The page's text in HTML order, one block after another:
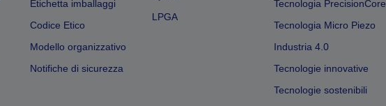
Etichetta imballaggi
Codice Etico
Modello organizzativo
Notifiche di sicurezza
LPGA
Tecnologia PrecisionCore
Tecnologia Micro Piezo
Industria 4.0
Tecnologie innovative
Tecnologie sostenibili